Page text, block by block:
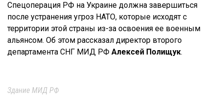
Спецоперация РФ на Украине должна завершиться
после устранения угроз НАТО, которые исходят с
территории этой страны из-за освоения ее военным
альянсом. Об этом рассказал директор второго
департамента СНГ МИД РФ Алексей Полищук.
Здание МИД РФ